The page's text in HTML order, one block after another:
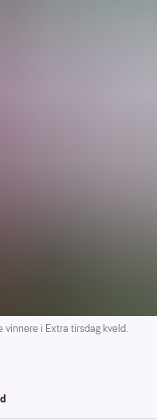
vinnere i Extra tirsdag kveld.